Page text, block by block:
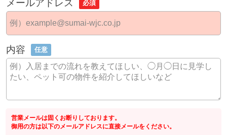
メールアドレス 必須
内容 任意
営業メールは固くお断りしております。
御用の方は以下のメールアドレスに直接メールをください。